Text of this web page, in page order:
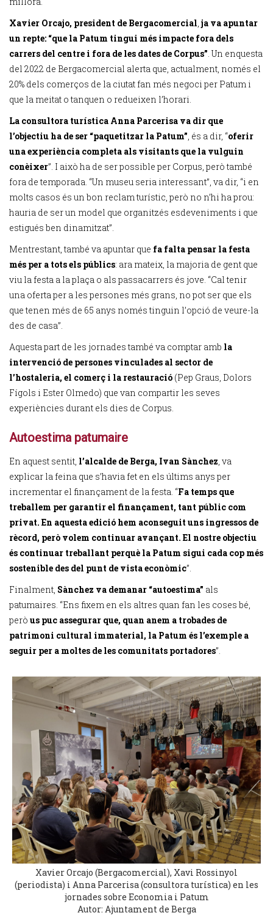
Xavier Orcajo, president de Bergacomercial, ja va apuntar
un repte: “que la Patum tingui més impacte fora dels
carrers del centre i fora de les dates de Corpus”. Un enquesta
del 2022 de Bergacomercial alerta que, actualment, només el
20% dels comerços de la ciutat fan més negoci per Patum i
que la meitat o tanquen o redueixen l’horari.
La consultora turística Anna Parcerisa va dir que
l’objectiu ha de ser “paquetitzar la Patum”, és a dir, “oferir
una experiència completa als visitants que la vulguin
conèixer”. I això ha de ser possible per Corpus, però també
fora de temporada. “Un museu seria interessant”, va dir, “i en
molts casos és un bon reclam turístic, però no n’hi ha prou:
hauria de ser un model que organitzés esdeveniments i que
estigués ben dinamitzat”.
Mentrestant, també va apuntar que fa falta pensar la festa
més per a tots els públics: ara mateix, la majoria de gent que
viu la festa a la plaça o als passacarrers és jove. “Cal tenir
una oferta per a les persones més grans, no pot ser que els
que tenen més de 65 anys només tinguin l’opció de veure-la
des de casa”.
Aquesta part de les jornades també va comptar amb la
intervenció de persones vinculades al sector de
l’hostaleria, el comerç i la restauració (Pep Graus, Dolors
Fígols i Ester Olmedo) que van compartir les seves
experiències durant els dies de Corpus.
Autoestima patumaire
En aquest sentit, l’alcalde de Berga, Ivan Sànchez, va
explicar la feina que s’havia fet en els últims anys per
incrementar el finançament de la festa. “Fa temps que
treballem per garantir el finançament, tant públic com
privat. En aquesta edició hem aconseguit uns ingressos de
rècord, però volem continuar avançant. El nostre objectiu
és continuar treballant perquè la Patum sigui cada cop més
sostenible des del punt de vista econòmic”.
Finalment, Sànchez va demanar “autoestima” als
patumaires. “Ens fixem en els altres quan fan les coses bé,
però us puc assegurar que, quan anem a trobades de
patrimoni cultural immaterial, la Patum és l’exemple a
seguir per a moltes de les comunitats portadores”.
Xavier Orcajo (Bergacomercial), Xavi Rossinyol
(periodista) i Anna Parcerisa (consultora turística) en les
jornades sobre Economia i Patum
Autor: Ajuntament de Berga